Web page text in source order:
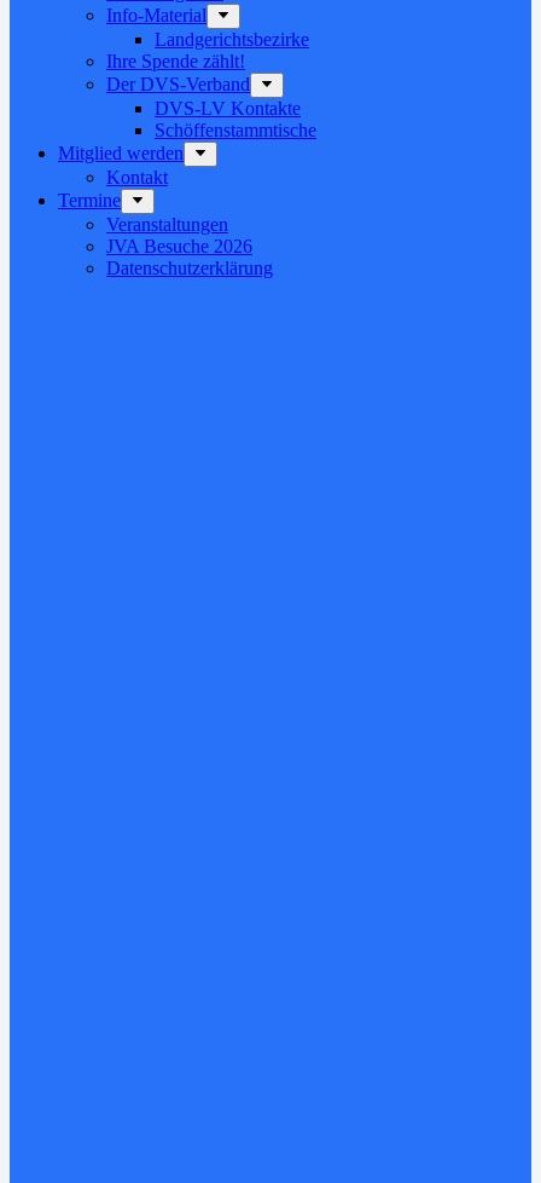
Info-Material
Landgerichtsbezirke
Ihre Spende zählt!
Der DVS-Verband
DVS-LV Kontakte
Schöffenstammtische
Mitglied werden
Kontakt
Termine
Veranstaltungen
JVA Besuche 2026
Datenschutz­erklärung